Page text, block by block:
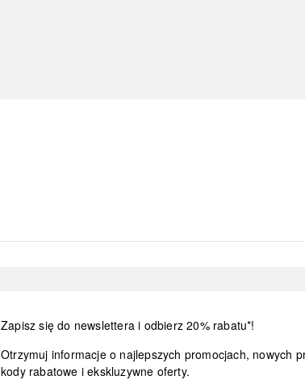
Zapisz się do newslettera i odbierz 20% rabatu*!
Otrzymuj informacje o najlepszych promocjach, nowych
kody rabatowe i ekskluzywne oferty.